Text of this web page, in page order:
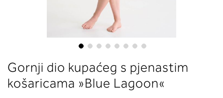
to
the
beginning
Gornji dio kupaćeg s pjenastim
košaricama »Blue Lagoon«
boste prebrali, katera globina
ustreza vaši meri (A, B …) – iščite v
stolpcu, ki ste ga določili s
obsegom.